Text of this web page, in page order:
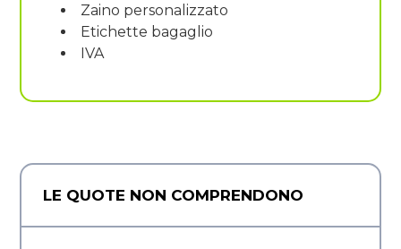
Zaino personalizzato
Etichette bagaglio
IVA
LE QUOTE NON COMPRENDONO